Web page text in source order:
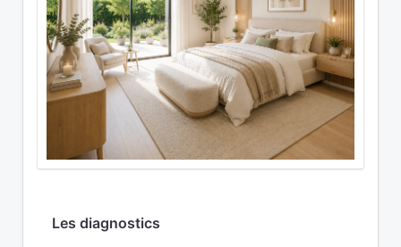
Les diagnostics